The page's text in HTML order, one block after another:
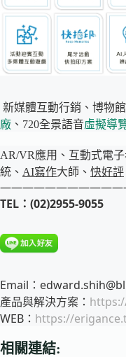
新媒體互動行銷、博物
廠 、720全景語音虛擬導
AR/VR應用、互動式電子
統、 AI寫作大師、 快好評
TEL：(02)2955-9055
Email：
產品與解決方案：
WEB： https://
相關連結: